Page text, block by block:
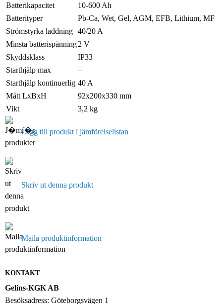
Batterikapacitet
10-600 Ah
Batterityper
Pb-Ca, Wet, Gel, AGM, EFB, Lithium, MF
Strömstyrka laddning 40/20 A
Minsta batterispänning2 V
Skyddsklass
IP33
Starthjälp max
–
Starthjälp kontinuerlig 40 A
Mått LxBxH
92x200x330 mm
Vikt
3,2 kg
Lägg till produkt i jämförelselistan
Skriv ut denna produkt
Maila produktinformation
KONTAKT
Gelins-KGK AB
Besöksadress: Göteborgsvägen 1